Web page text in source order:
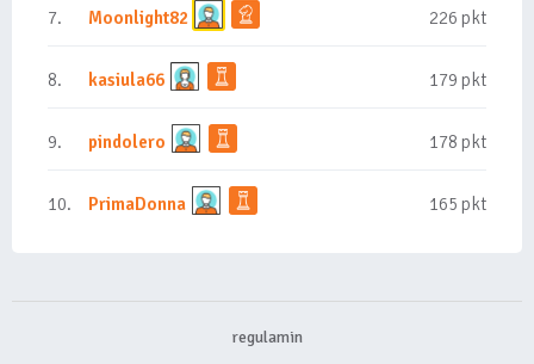
7. Moonlight82 226 pkt
8. kasiula66 179 pkt
9. pindolero 178 pkt
10. PrimaDonna 165 pkt
regulamin